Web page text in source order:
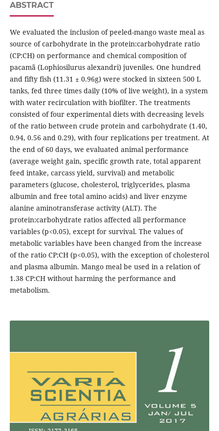
ABSTRACT
We evaluated the inclusion of peeled-mango waste meal as
source of carbohydrate in the protein:carbohydrate ratio
(CP:CH) on performance and chemical composition of
pacamã (Lophiosilurus alexandri) juveniles. One hundred
and fifty fish (11.31 ± 0.96g) were stocked in sixteen 500 L
tanks, fed three times daily (10% of live weight), in a system
with water recirculation with biofilter. The treatments
consisted of four experimental diets with decreasing levels
of the ratio between crude protein and carbohydrate (1.40,
0.94, 0.56 and 0.29), with four replications per treatment. At
the end of 60 days, we evaluated animal performance
(average weight gain, specific growth rate, total apparent
feed intake, carcass yield, survival) and metabolic
parameters (glucose, cholesterol, triglycerides, plasma
albumin and free total amino acids) and liver enzyme
alanine aminotransferase activity (ALT). The
protein:carbohydrate ratios affected all performance
variables (p<0.05), except for survival. The values of
metabolic variables have been changed from the increase
of the ratio CP:CH (p<0.05), with the exception of cholesterol
and plasma albumin. Mango meal be used in a relation of
1.38 CP:CH without harming the performance and
metabolism.